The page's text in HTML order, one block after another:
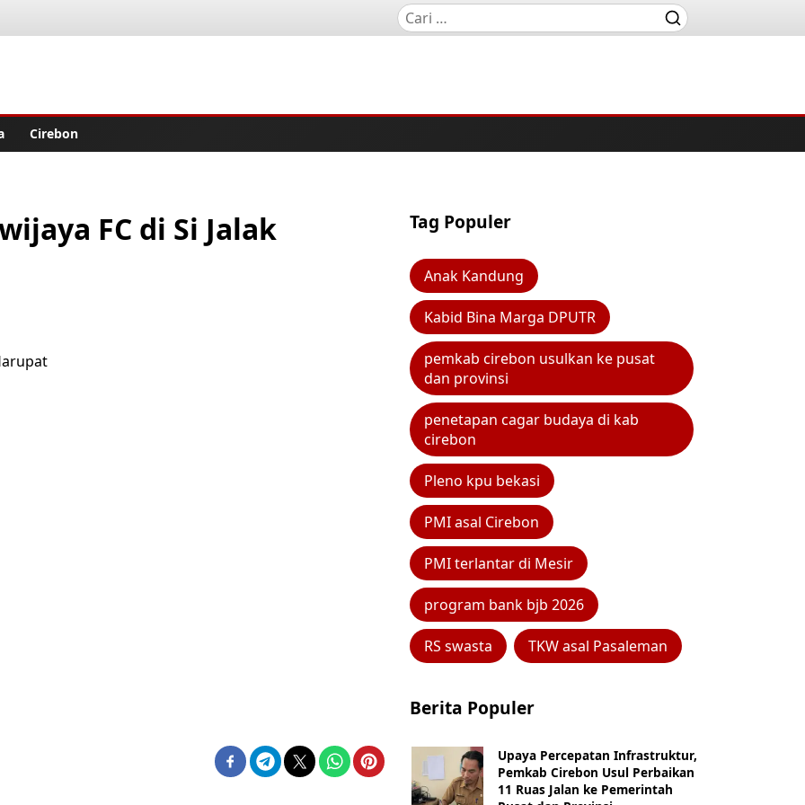
Cirebon
FC di Si Jalak
Tag Populer
Anak Kandung
Kabid Bina Marga DPUTR
pemkab cirebon usulkan ke pusat
dan provinsi
penetapan cagar budaya di kab
cirebon
Pleno kpu bekasi
PMI asal Cirebon
PMI terlantar di Mesir
program bank bjb 2026
RS swasta TKW asal Pasaleman
Berita Populer
Upaya Percepatan Infrastruktur,
Pemkab Cirebon Usul Perbaikan
11 Ruas Jalan ke Pemerintah